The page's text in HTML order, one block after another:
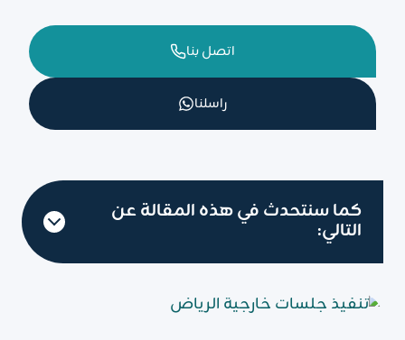
اتصل بنا
راسلنا
كما سنتحدث في هذه المقالة عن
التالي: